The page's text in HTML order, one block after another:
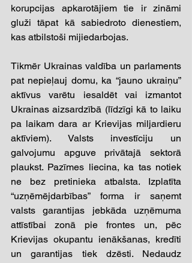
korupcijas apkarotājiem tie ir zināmi
gluži tāpat kā sabiedroto dienestiem,
kas atbilstoši mijiedarbojas.
Tikmēr Ukrainas valdība un parlaments
pat nepieļauj domu, ka “jauno ukraiņu”
aktīvus varētu iesaldēt vai izmantot
Ukrainas aizsardzībā (līdzīgi kā to laiku
pa laikam dara ar Krievijas miljardieru
aktīviem). Valsts investīciju un
galvojumu apguve privātajā sektorā
plaukst. Pazīmes liecina, ka tas notiek
ne bez pretinieka atbalsta. Izplatīta
“uzņēmējdarbības” forma ir saņemt
valsts garantijas jebkāda uzņēmuma
attīstībai zonā pie frontes un, pēc
Krievijas okupantu ienākšanas, kredīti
un garantijas tiek dzēsti. Nedaudz